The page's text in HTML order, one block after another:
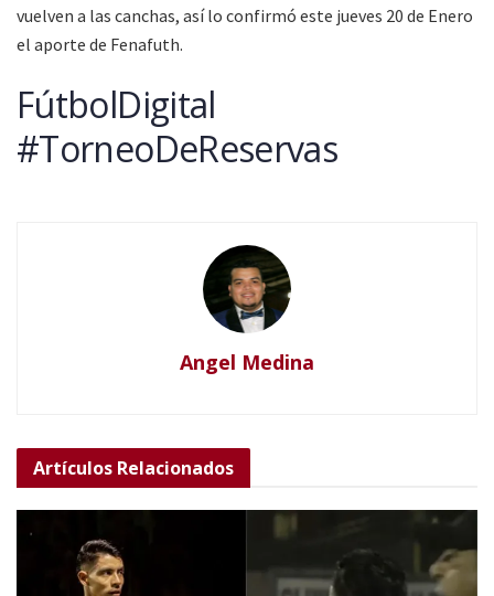
vuelven a las canchas, así lo confirmó este jueves 20 de Enero
el aporte de Fenafuth.
FútbolDigital
#TorneoDeReservas
Angel Medina
Artículos Relacionados